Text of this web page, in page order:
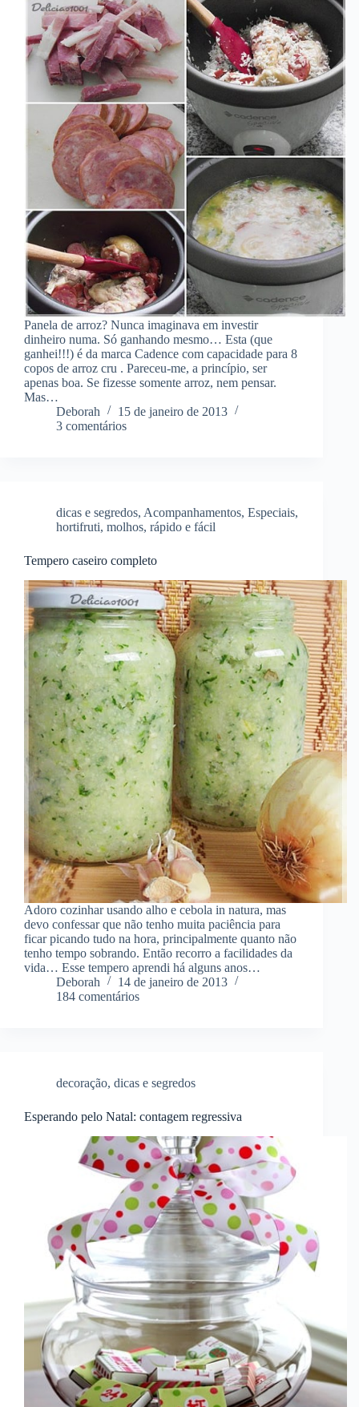
Panela de arroz? Nunca imaginava em investir
dinheiro numa. Só ganhando mesmo… Esta (que
ganhei!!!) é da marca Cadence com capacidade para 8
copos de arroz cru . Pareceu-me, a princípio, ser
apenas boa. Se fizesse somente arroz, nem pensar.
Mas…
Deborah
15 de janeiro de 2013
3 comentários
dicas e segredos, Acompanhamentos, Especiais,
hortifruti, molhos, rápido e fácil
Tempero caseiro completo
Adoro cozinhar usando alho e cebola in natura, mas
devo confessar que não tenho muita paciência para
ficar picando tudo na hora, principalmente quanto não
tenho tempo sobrando. Então recorro a facilidades da
vida… Esse tempero aprendi há alguns anos…
Deborah
14 de janeiro de 2013
184 comentários
decoração, dicas e segredos
Esperando pelo Natal: contagem regressiva